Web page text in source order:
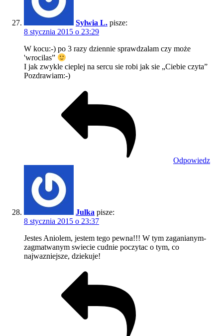
Sylwia L. pisze:
8 stycznia 2015 o 23:29
W kocu:-) po 3 razy dziennie sprawdzalam czy może
'wrocilas”
I jak zwykle cieplej na sercu sie robi jak sie „Ciebie czyta”
Pozdrawiam:-)
Odpowiedz
Julka pisze:
8 stycznia 2015 o 23:37
Jestes Aniolem, jestem tego pewna!!! W tym zaganianym-
zagmatwanym swiecie cudnie poczytac o tym, co
najwazniejsze, dziekuje!